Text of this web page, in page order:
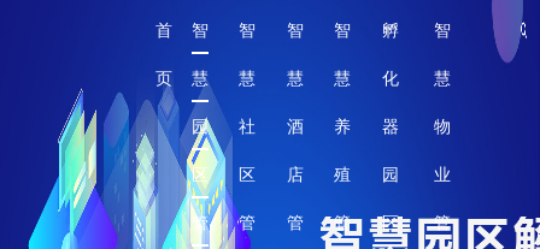
首
页
智
慧
园
区
管
智
慧
社
区
管
智
慧
酒
店
管
智
慧
养
殖
管
孵
化
器
园
区
智
慧
物
业
管